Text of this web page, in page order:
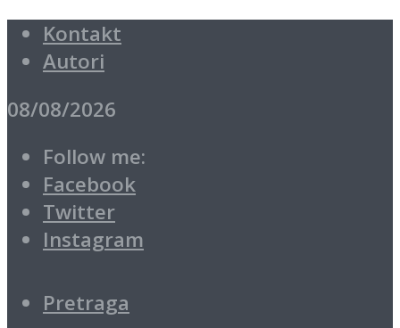
Kontakt
Autori
08/08/2026
Follow me:
Facebook
Twitter
Instagram
Pretraga